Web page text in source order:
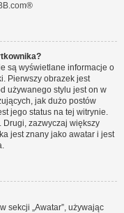
®
są wyświetlane informacje o
Pierwszy obrazek jest
używanego stylu jest on w
jak dużo postów
jego status na tej witrynie.
zazwyczaj większy
jest znany jako awatar i jest
sekcji „Awatar”, używając